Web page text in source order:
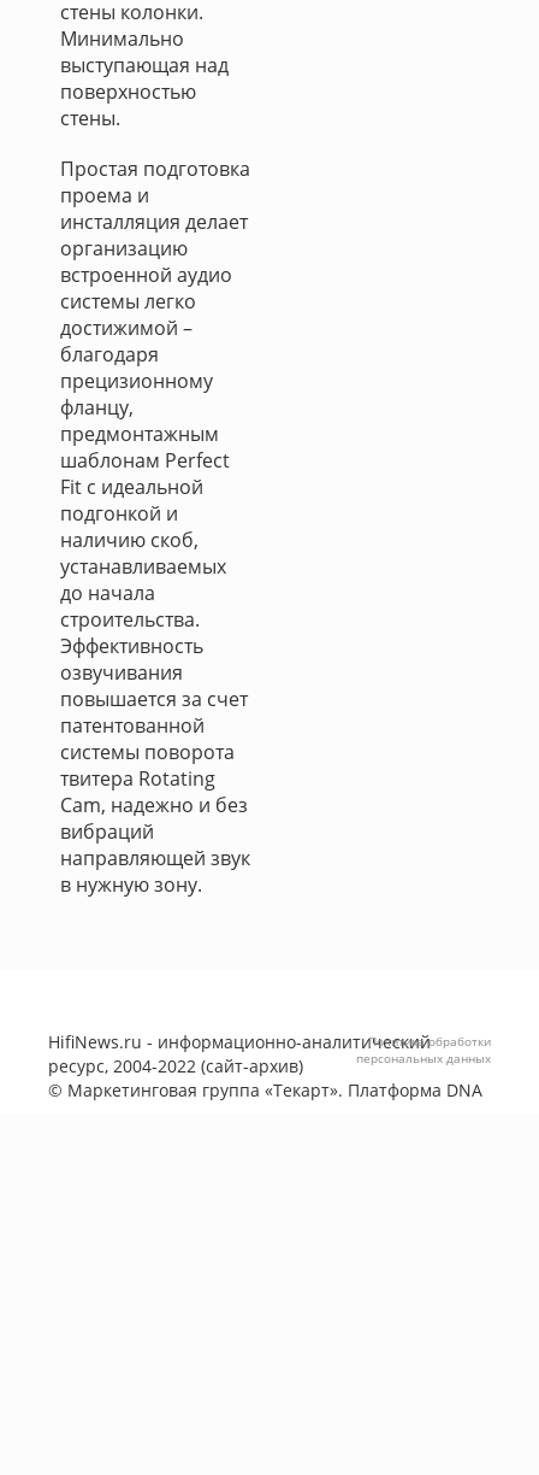
стены колонки.
Минимально
выступающая над
поверхностью
стены.
Простая подготовка
проема и
инсталляция делает
организацию
встроенной аудио
системы легко
достижимой –
благодаря
прецизионному
фланцу,
предмонтажным
шаблонам Perfect
Fit с идеальной
подгонкой и
наличию скоб,
устанавливаемых
до начала
строительства.
Эффективность
озвучивания
повышается за счет
патентованной
системы поворота
твитера Rotating
Cam, надежно и без
вибраций
направляющей звук
в нужную зону.
HifiNews.ru - информационно-аналитический
ресурс, 2004-2022 (сайт-архив)
© Маркетинговая группа «Текарт». Платформа DNA
Политика обработки
персональных данных